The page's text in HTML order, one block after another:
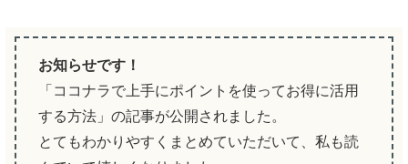
お知らせです！
「ココナラで上手にポイントを使ってお得に活用
する方法」の記事が公開されました。
とてもわかりやすくまとめていただいて、私も読